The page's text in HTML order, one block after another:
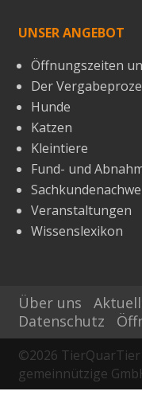
UNSER ANGEBOT
Öffnungszeiten
Der
Hunde
Katzen
Kleintiere
Fund- und
Veranstaltungen
Wissenslexikon
Über uns
Datenschutz
©2026
gemeinnützige